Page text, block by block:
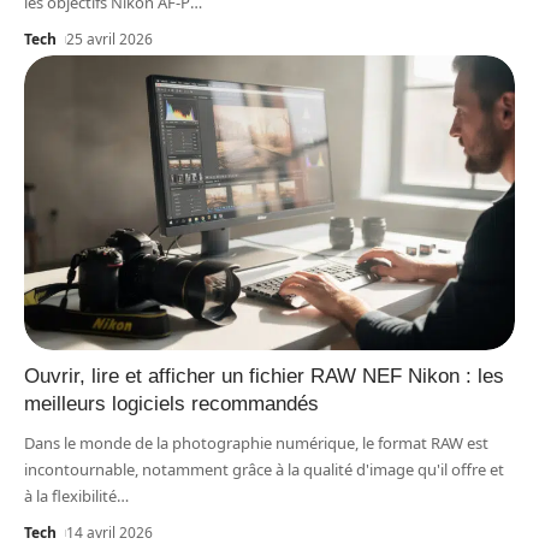
Tech 25 avril 2026
Ouvrir, lire et afficher un fichier RAW NEF Nikon : les
meilleurs logiciels recommandés
Dans le monde de la photographie numérique, le format RAW est
incontournable, notamment grâce à la qualité d'image qu'il offre et
à la flexibilité…
Tech 14 avril 2026